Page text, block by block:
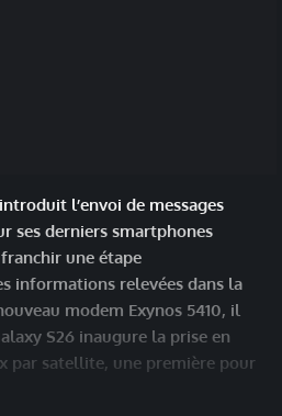
l’envoi de messages
ses derniers smartphones
une étape
informations relevées dans la
modem Exynos 5410, il
S26 inaugure la prise en
par satellite, une première pour